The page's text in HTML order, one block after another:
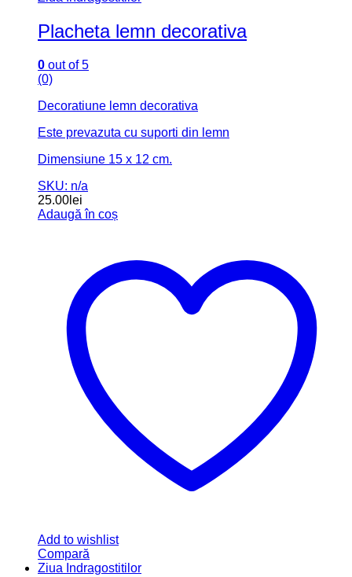
Placheta lemn decorativa
0 out of 5
(0)
Decoratiune lemn decorativa
Este prevazuta cu suporti din lemn
Dimensiune 15 x 12 cm.
SKU: n/a
25.00 lei
Adaugă în coș
Add to wishlist
Compară
Ziua Indragostitilor